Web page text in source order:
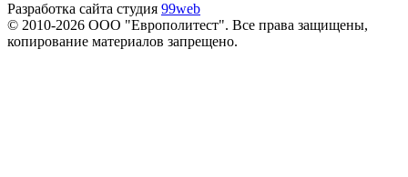
Разработка сайта студия 99web
© 2010-2026 ООО "Европолитест". Все права защищены,
копирование материалов запрещено.